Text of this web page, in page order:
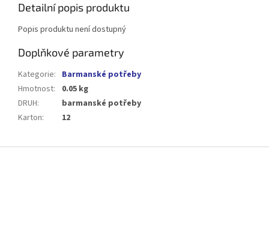
Detailní popis produktu
Popis produktu není dostupný
Doplňkové parametry
Kategorie: Barmanské potřeby
Hmotnost:
0.05 kg
DRUH:
barmanské potřeby
Karton: 12